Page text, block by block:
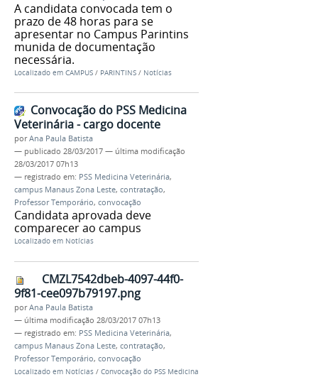
A candidata convocada tem o
prazo de 48 horas para se
apresentar no Campus Parintins
munida de documentação
necessária.
Localizado em CAMPUS / PARINTINS / Notícias
Convocação do PSS Medicina
Veterinária - cargo docente
porAna Paula Batista
— publicado 28/03/2017 — última modificação
28/03/2017 07h13
— registrado em: PSS Medicina Veterinária,
campus Manaus Zona Leste, contratação,
Professor Temporário, convocação
Candidata aprovada deve
comparecer ao campus
Localizado em Notícias
CMZL7542dbeb-4097-44f0-
9f81-cee097b79197.png
porAna Paula Batista
— última modificação 28/03/2017 07h13
— registrado em: PSS Medicina Veterinária,
campus Manaus Zona Leste, contratação,
Professor Temporário, convocação
Localizado em Notícias / Convocação do PSS Medicina